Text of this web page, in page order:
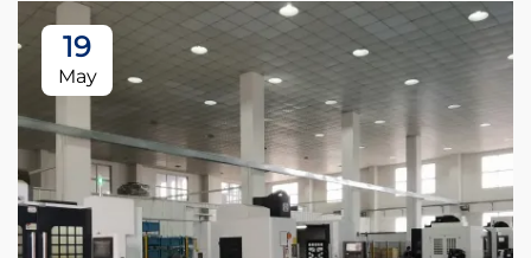
19
May